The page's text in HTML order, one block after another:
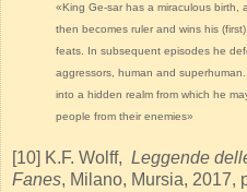
«King Ge-sar has a miraculous
then becomes ruler and wins his
feats. In subsequent episodes he
aggressors, human and
into a hidden realm from which he
people from their enemies»
[10] K.F. Wolff, Leggende
Fanes, Milano, Mursia, 2017,